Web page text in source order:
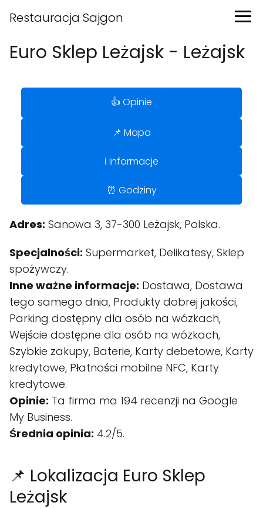
Restauracja Sajgon
Euro Sklep Leżajsk - Leżajsk
👍 Opinie
📌 Mapa
ℹ️ Informacje
⏰ Godziny
Adres: Sanowa 3, 37-300 Leżajsk, Polska.
Specjalności: Supermarket, Delikatesy, Sklep
spożywczy.
Inne ważne informacje: Dostawa, Dostawa
tego samego dnia, Produkty dobrej jakości,
Parking dostępny dla osób na wózkach,
Wejście dostępne dla osób na wózkach,
Szybkie zakupy, Baterie, Karty debetowe, Karty
kredytowe, Płatności mobilne NFC, Karty
kredytowe.
Opinie: Ta firma ma 194 recenzji na Google
My Business.
Średnia opinia: 4.2/5.
📌 Lokalizacja Euro Sklep
Leżajsk